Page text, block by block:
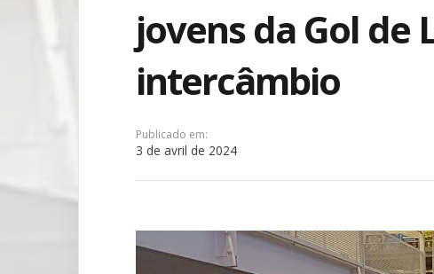
jovens da Gol de
intercâmbio
Publicado em:
3 de avril de 2024